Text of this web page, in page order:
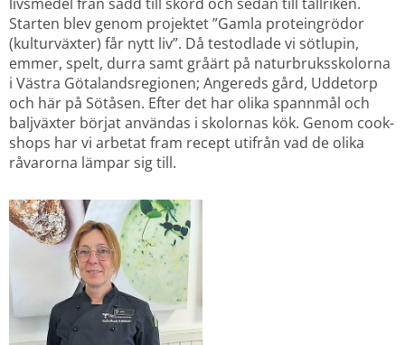
Starten blev genom projektet ”Gamla proteingrödor
(kulturväxter) får nytt liv”. Då testodlade vi sötlupin,
emmer, spelt, durra samt gråärt på naturbruksskolorna
i Västra Götalandsregionen; Angereds gård, Uddetorp
och här på Sötåsen. Efter det har olika spannmål och
baljväxter börjat användas i skolornas kök. Genom cook-
shops har vi arbetat fram recept utifrån vad de olika
råvarorna lämpar sig till.